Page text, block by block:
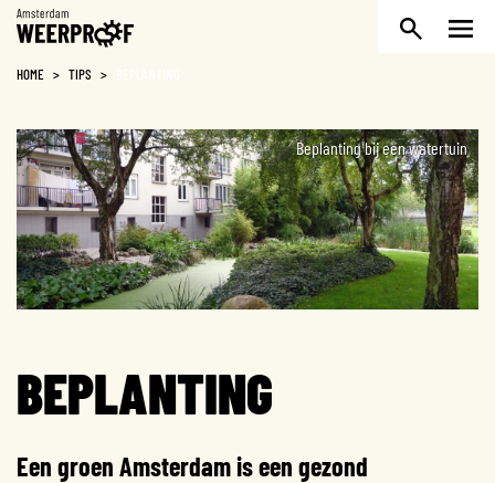
Weerproof
HOME > TIPS >
Beplanting bij een watertuin
BEPLANTING
Een groen Amsterdam is een gezond